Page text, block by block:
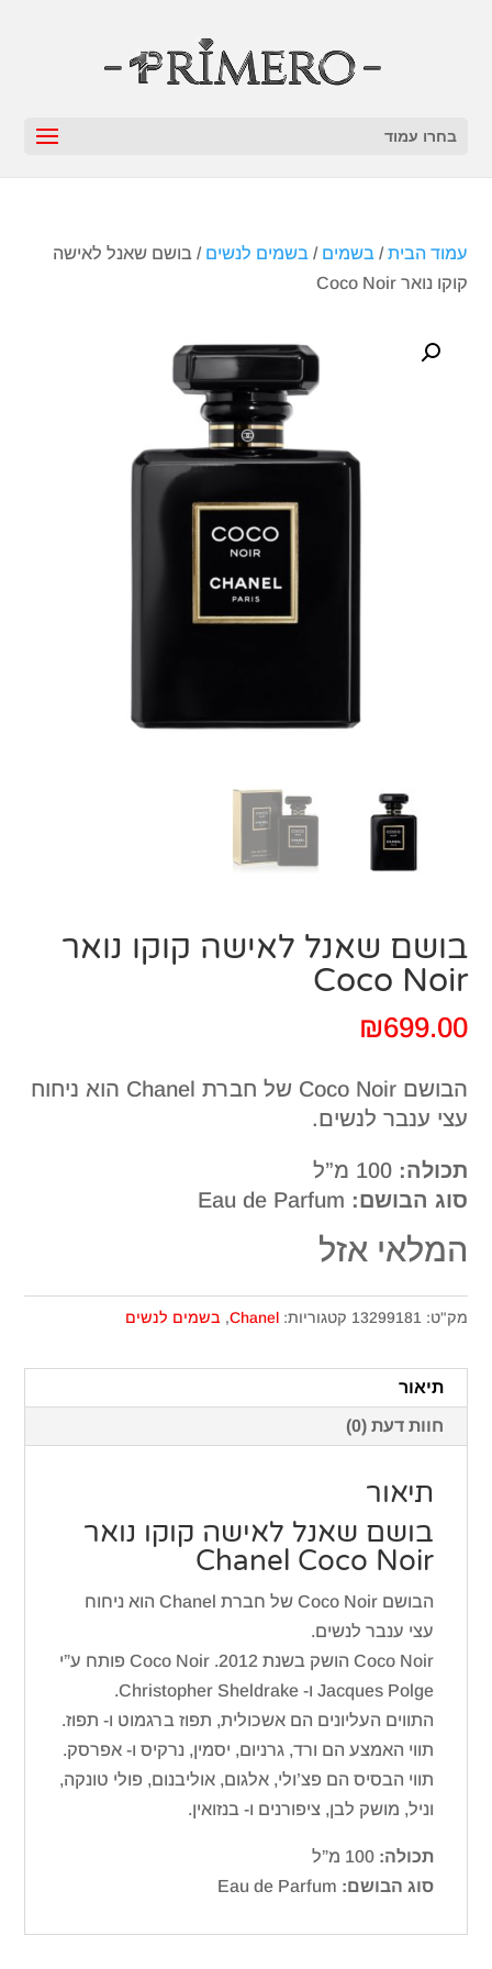
בחרו עמוד
עמוד הבית/בשמים /בשמים לנשים / בושם שאנל לאישה
קוקו נואר Coco Noir
בושם שאנל לאישה קוקו נואר
Coco Noir
₪699.00
הבושם Coco Noir של חברת Chanel הוא ניחוח
עצי ענבר לנשים.
תכולה: 100 מ”ל
סוג הבושם:
המלאי אזל
מק"ט: 13299181 קטגוריות:Chanel
, בשמים לנשים
תיאור
חוות דעת (0)
תיאור
בושם שאנל לאישה קוקו נואר
Chanel Coco Noir
הבושם Coco Noir של חברת Chanel הוא ניחוח
עצי ענבר לנשים.
Coco Noir הושק בשנת 2012. Coco Noir פותח ע”י
Jacques Polge ו- Christopher Sheldrake.
התווים העליונים הם אשכולית, תפוז ברגמוט ו- תפוז.
תווי האמצע הם ורד, גרניום, יסמין, נרקיס ו- אפרסק.
תווי הבסיס הם פצ’ולי, אלגום, אוליבנום, פולי טונקה,
וניל, מושק לבן, ציפורנים ו- בנזואין.
תכולה: 100 מ”ל
סוג הבושם: